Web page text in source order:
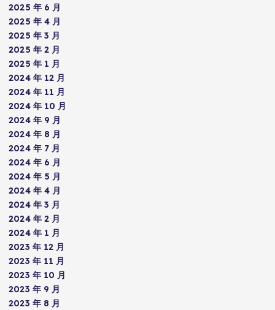
2025 年 6 月
2025 年 4 月
2025 年 3 月
2025 年 2 月
2025 年 1 月
2024 年 12 月
2024 年 11 月
2024 年 10 月
2024 年 9 月
2024 年 8 月
2024 年 7 月
2024 年 6 月
2024 年 5 月
2024 年 4 月
2024 年 3 月
2024 年 2 月
2024 年 1 月
2023 年 12 月
2023 年 11 月
2023 年 10 月
2023 年 9 月
2023 年 8 月